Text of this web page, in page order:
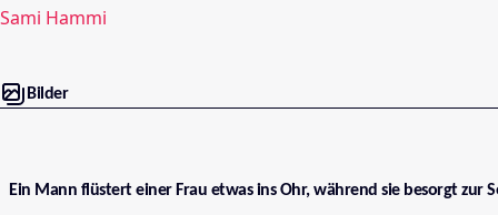
Sami Hammi
Bilder
Ein Mann flüstert einer Frau etwas ins Ohr, während sie besorgt zur